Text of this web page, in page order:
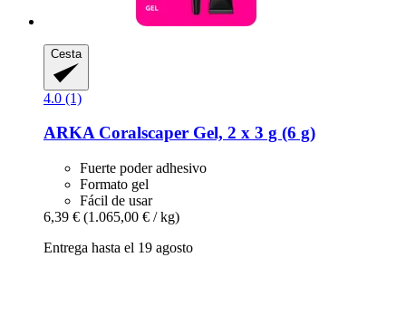
Cesta
4.0 (1)
ARKACoralscaper Gel, 2 x 3 g (6 g)
Fuerte poder adhesivo
Formato gel
Fácil de usar
6,39 € (1.065,00 € / kg)
Entrega hasta el 19 agosto